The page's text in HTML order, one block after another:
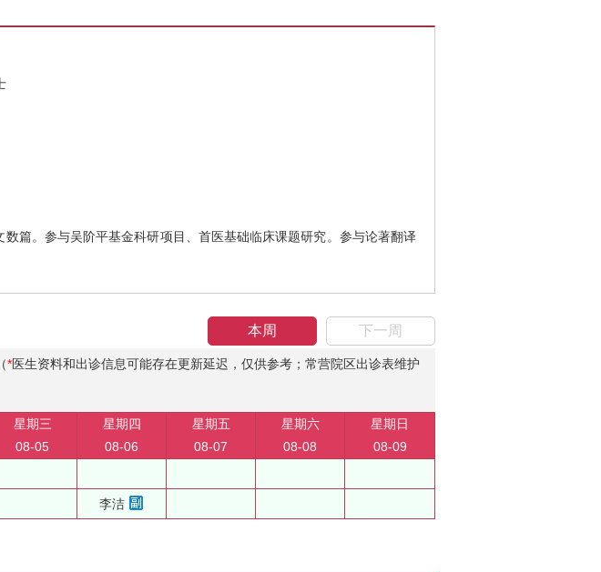
数篇。参与吴阶平基金科研项目、首医基础临床课题研究。参与论著翻译
本周 下一周
（*医生资料和出诊信息可能存在更新延迟，仅供参考；常营院区出诊表维护
星期三
08-05
星期四
08-06
星期五
08-07
星期六
08-08
星期日
08-09
李洁